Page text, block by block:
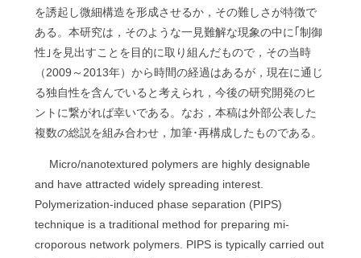
を誘起し微細構造を形成させるか，その難しさが特徴で
ある。本研究は，そのような一見難解な現象の中に｢制御
性｣を見出すことを目的に取り組んだもので，その当時
（2009～2013年）から時間の経過はあるが，現在に通じ
る独自性を含んでいると考えられ，今後の研究開発のヒ
ントに繋がれば幸いである。なお，本稿は外部公表した
複数の総説を組み合わせ，加筆･再構成したものである。
Micro/nanotextured polymers are highly designable
and have attracted widely spreading interest.
Polymerization-induced phase separation (PIPS)
technique is a traditional method for preparing mi-
croporous network polymers. PIPS is typically carried out